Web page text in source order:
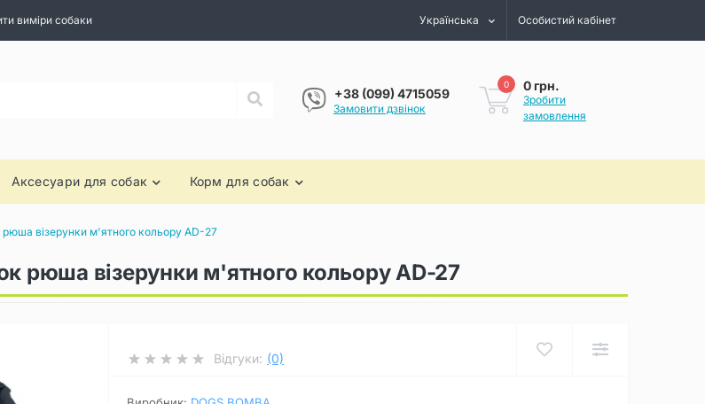
виміри собаки Українська Особистий кабінет
+38 (099) 4715059
Замовити дзвінок
0 0 грн.
Зробити
замовлення
Аксесуари для собак Корм для собак
візерунки м'ятного кольору AD-27
рюша візерунки м'ятного кольору AD-27
Відгуки: (0)